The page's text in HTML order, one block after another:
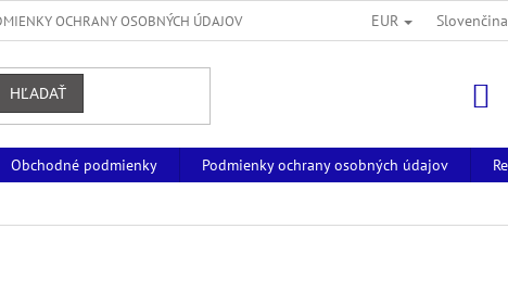
OCHRANY OSOBNÝCH ÚDAJOV EUR Slovenčina
HĽADAŤ
Obchodné podmienky Podmienky ochrany osobných údajov